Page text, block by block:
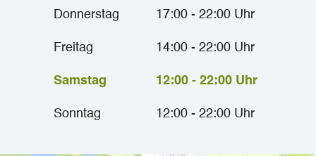
Donnerstag 17:00 - 22:00 Uhr
Freitag 14:00 - 22:00 Uhr
Samstag 12:00 - 22:00 Uhr
Sonntag 12:00 - 22:00 Uhr